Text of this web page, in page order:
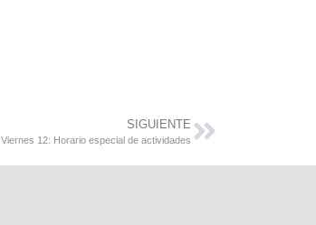
SIGUIENTE
Viernes 12: Horario especial de actividades